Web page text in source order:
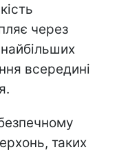
через
всередині
таких